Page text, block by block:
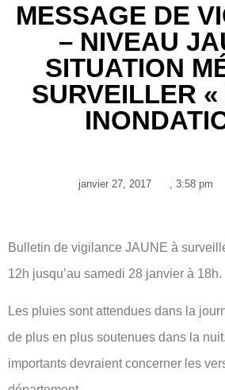
MESSAGE DE
– NIVEAU
SITUATION
SURVEILLER
janvier 27, 2017 , 3:58 pm
Bulletin de vigilance JAUNE à
12h jusqu’au samedi 28 janvier à 18h.
Les pluies sont attendues dans la
de plus en plus soutenues dans la
importants devraient concerner les